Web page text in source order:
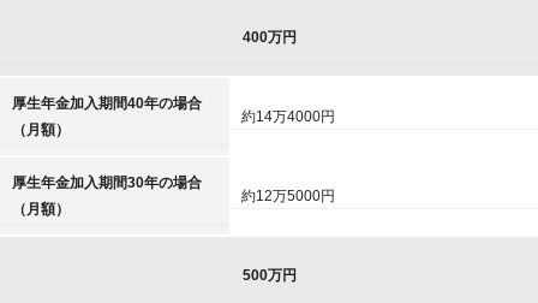
400万円
厚生年金加入期間40年の場合
（月額）
約14万4000円
厚生年金加入期間30年の場合
（月額）
約12万5000円
500万円